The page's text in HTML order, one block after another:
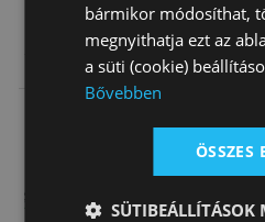
Szügyelős
Martingál
Tattini Y Öko
Martingál
bármikor módosíthat,
megnyithatja ezt az
a süti (cookie)
Bővebben
ÖSSZES
SÜTIBEÁLLÍTÁSOK